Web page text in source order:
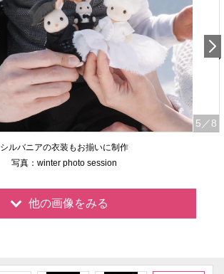
5 ／8
シルバニアの衣装もお揃いに制作
写真：winter photo session
他の画像をみる